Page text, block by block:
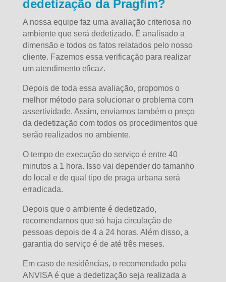
dedetização da Pragfim?
A nossa equipe faz uma avaliação criteriosa no
ambiente que será dedetizado. É analisado a
dimensão e todos os fatos relatados pelo nosso
cliente. Fazemos essa verificação para realizar
um atendimento eficaz.
Depois de toda essa avaliação, propomos o
melhor método para solucionar o problema com
assertividade. Assim, enviamos também o preço
da dedetização com todos os procedimentos que
serão realizados no ambiente.
O tempo de execução do serviço é entre 40
minutos a 1 hora. Isso vai depender do tamanho
do local e de qual tipo de praga urbana será
erradicada.
Depois que o ambiente é dedetizado,
recomendamos que só haja circulação de
pessoas depois de 4 a 24 horas. Além disso, a
garantia do serviço é de até três meses.
Em caso de residências, o recomendado pela
ANVISA é que a dedetização seja realizada a